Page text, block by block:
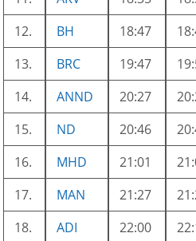
12.
BH 18:47
13.
BRC 19:47
14.
ANND 20:27
15.
ND 20:46
16.
MHD 21:01
17.
MAN 21:27
18.
ADI 22:00